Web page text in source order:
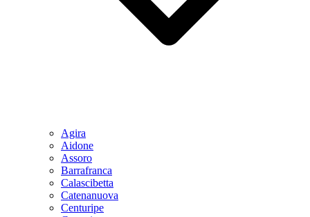
Agira
Aidone
Assoro
Barrafranca
Calascibetta
Catenanuova
Centuripe